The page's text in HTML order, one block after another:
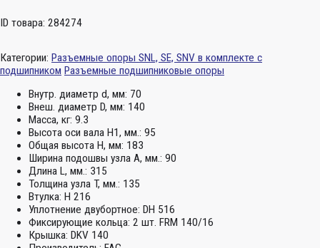
ID товара: 284274
Категории: Разъемные опоры SNL, SE, SNV в комплекте с
подшипником Разъемные подшипниковые опоры
Внутр. диаметр d, мм: 70
Внеш. диаметр D, мм: 140
Масса, кг: 9.3
Высота оси вала H1, мм.: 95
Общая высота H, мм: 183
Ширина подошвы узла А, мм.: 90
Длина L, мм.: 315
Толщина узла T, мм.: 135
Втулка: H 216
Уплотнение двубортное: DH 516
Фиксирующие кольца: 2 шт. FRM 140/16
Крышка: DKV 140